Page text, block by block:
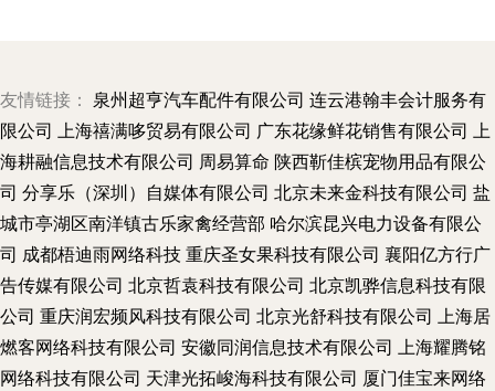
友情链接： 泉州超亨汽车配件有限公司 连云港翰丰会计服务有
限公司 上海禧满哆贸易有限公司 广东花缘鲜花销售有限公司 上
海耕融信息技术有限公司 周易算命 陕西靳佳槟宠物用品有限公
司 分享乐（深圳）自媒体有限公司 北京未来金科技有限公司 盐
城市亭湖区南洋镇古乐家禽经营部 哈尔滨昆兴电力设备有限公
司 成都梧迪雨网络科技 重庆圣女果科技有限公司 襄阳亿方行广
告传媒有限公司 北京哲袁科技有限公司 北京凯骅信息科技有限
公司 重庆润宏频风科技有限公司 北京光舒科技有限公司 上海居
燃客网络科技有限公司 安徽同润信息技术有限公司 上海耀腾铭
网络科技有限公司 天津光拓峻海科技有限公司 厦门佳宝来网络